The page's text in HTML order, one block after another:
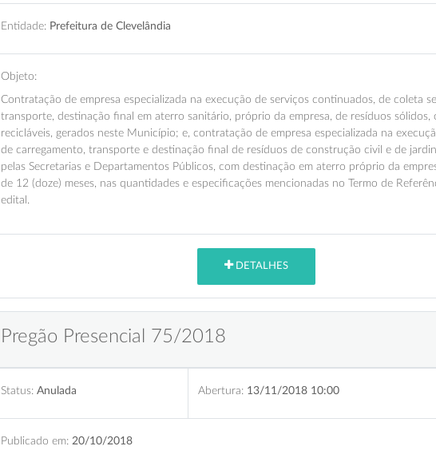
Entidade: Prefeitura de Clevelândia
Objeto:
Contratação de empresa especializada na execução de serviços continuados, de coleta
transporte, destinação final em aterro sanitário, próprio da empresa, de resíduos sólidos,
recicláveis, gerados neste Município; e, contratação de empresa especializada na
de carregamento, transporte e destinação final de resíduos de construção civil e de
pelas Secretarias e Departamentos Públicos, com destinação em aterro próprio da
de 12 (doze) meses, nas quantidades e especificações mencionadas no Termo de
edital.
DETALHES
Pregão Presencial 75/2018
Status: Anulada Abertura: 13/11/2018 10:00
Publicado em: 20/10/2018